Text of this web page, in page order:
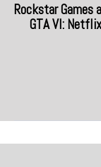
Rockstar Games
GTA VI: